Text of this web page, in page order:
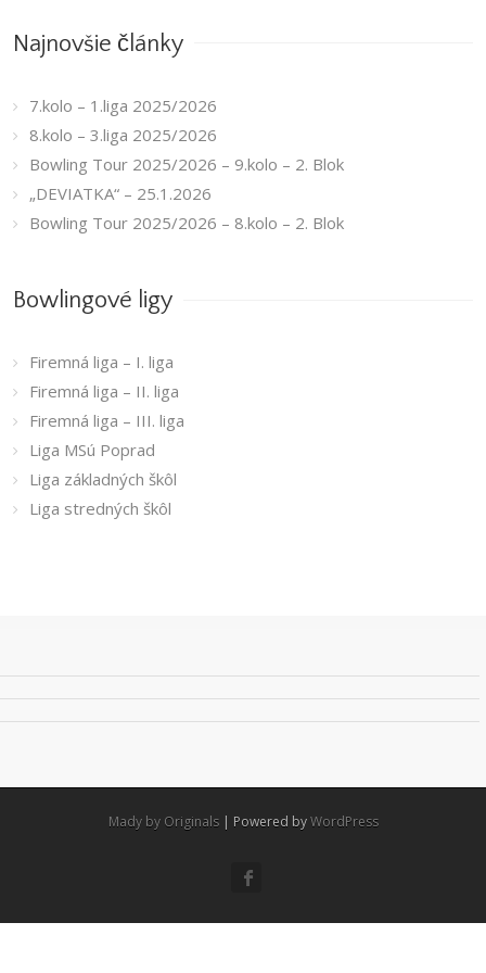
Najnovšie články
7.kolo – 1.liga 2025/2026
8.kolo – 3.liga 2025/2026
Bowling Tour 2025/2026 – 9.kolo – 2. Blok
„DEVIATKA“ – 25.1.2026
Bowling Tour 2025/2026 – 8.kolo – 2. Blok
Bowlingové ligy
Firemná liga – I. liga
Firemná liga – II. liga
Firemná liga – III. liga
Liga MSú Poprad
Liga základných škôl
Liga stredných škôl
Mady by Originals| Powered byWordPress